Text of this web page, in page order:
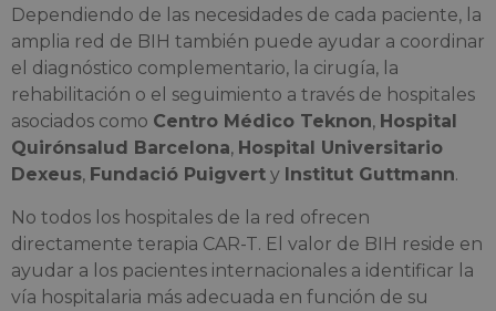
Dependiendo de las necesidades de cada paciente, la
amplia red de BIH también puede ayudar a coordinar
el diagnóstico complementario, la cirugía, la
rehabilitación o el seguimiento a través de hospitales
asociados como Centro Médico Teknon, Hospital
Quirónsalud Barcelona, Hospital Universitario
Dexeus, Fundació Puigvert y Institut Guttmann.
No todos los hospitales de la red ofrecen
directamente terapia CAR-T. El valor de BIH reside en
ayudar a los pacientes internacionales a identificar la
vía hospitalaria más adecuada en función de su